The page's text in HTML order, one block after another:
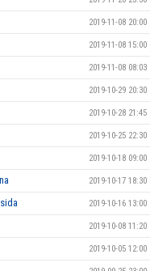
2019-11-08 20:00
2019-11-08 15:00
2019-11-08 08:03
2019-10-29 20:30
2019-10-28 21:45
2019-10-25 22:30
2019-10-18 09:00
2019-10-17 18:30
2019-10-16 13:00
2019-10-08 11:20
2019-10-05 12:00